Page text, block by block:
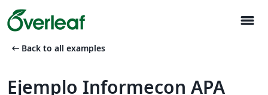
menu
arrow_left_alt Back to all examples
Ejemplo Informecon APA